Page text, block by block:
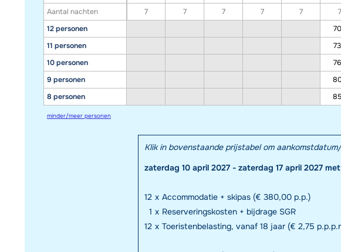
Aantal nachten
12 personen
11 personen
10 personen
9 personen
8 personen
7
7 7 7 7 7
minder/meer personen
Klik in bovenstaande prijstabel om
zaterdag 10 april 2027 - zaterdag 17 april 2027
12 x Accommodatie + skipas (€ 380,00 p.p.)
1 x Reserveringskosten + bijdrage SGR
12 x Toeristenbelasting, vanaf 18 jaar (€ 2,75